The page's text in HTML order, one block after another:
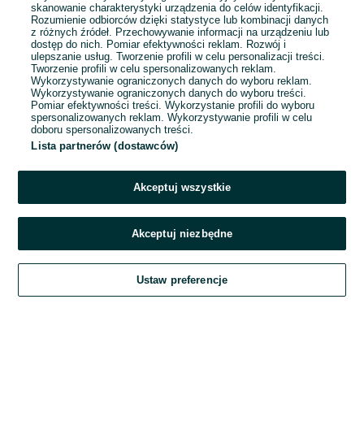
E-mail
Hasło
Zaloguj się
Kontynuując za pośrednictwem jednego z dostawców wskazanych powyżej,
OLX.pl w jego aktualnym brzmieniu.
skanowanie charakterystyki urządzenia do celów identyfikacji.
Rozumienie odbiorców dzięki statystyce lub kombinacji danych
z różnych źródeł. Przechowywanie informacji na urządzeniu lub
dostęp do nich. Pomiar efektywności reklam. Rozwój i
ulepszanie usług. Tworzenie profili w celu personalizacji treści.
Tworzenie profili w celu spersonalizowanych reklam.
Wykorzystywanie ograniczonych danych do wyboru reklam.
Wykorzystywanie ograniczonych danych do wyboru treści.
Pomiar efektywności treści. Wykorzystanie profili do wyboru
spersonalizowanych reklam. Wykorzystywanie profili w celu
doboru spersonalizowanych treści.
Lista partnerów (dostawców)
Akceptuj wszystkie
Akceptuj niezbędne
Ustaw preferencje